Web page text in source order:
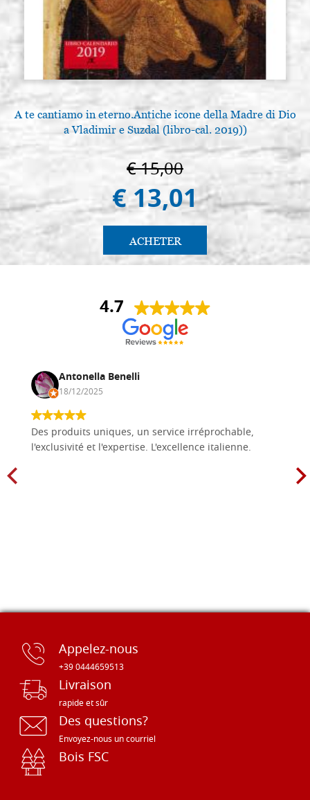
A te cantiamo in eterno.Antiche icone della Madre di Dio
a Vladimir e Suzdal (libro-cal. 2019))
€ 15,00
€ 13,01
ACHETER
4.7
Antonella Benelli
18/12/2025
Des produits uniques, un service irréprochable,
l'exclusivité et l'expertise. L'excellence italienne.
Appelez-nous
+39 0444659513
Livraison
rapide et sûr
Des questions?
Envoyez-nous un courriel
Bois FSC